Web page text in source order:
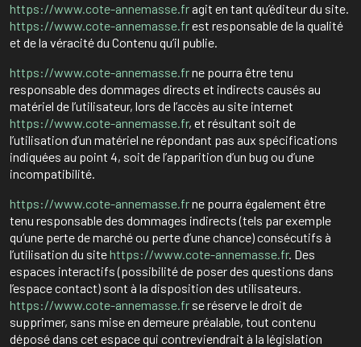
https://www.cote-annemasse.fr agit en tant qu’éditeur du site.
https://www.cote-annemasse.frest responsable de la qualité
et de la véracité du Contenu qu’il publie.
https://www.cote-annemasse.frne pourra être tenu
responsable des dommages directs et indirects causés au
matériel de l’utilisateur, lors de l’accès au site internet
https://www.cote-annemasse.fr, et résultant soit de
l’utilisation d’un matériel ne répondant pas aux spécifications
indiquées au point 4, soit de l’apparition d’un bug ou d’une
incompatibilité.
https://www.cote-annemasse.frne pourra également être
tenu responsable des dommages indirects (tels par exemple
qu’une perte de marché ou perte d’une chance) consécutifs à
l’utilisation du sitehttps://www.cote-annemasse.fr. Des
espaces interactifs (possibilité de poser des questions dans
l’espace contact) sont à la disposition des utilisateurs.
https://www.cote-annemasse.fr se réserve le droit de
supprimer, sans mise en demeure préalable, tout contenu
déposé dans cet espace qui contreviendrait à la législation